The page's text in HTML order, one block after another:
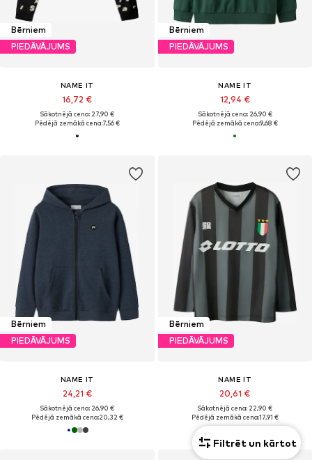
Bērniem
PIEDĀVĀJUMS
NAME IT
16,72 €
Sākotnējā cena: 27,90 €
Pēdējā zemākā cena:7,56 €
Bērniem
PIEDĀVĀJUMS
NAME IT
12,94 €
Sākotnējā cena: 26,90 €
Pēdējā zemākā cena:9,68 €
Bērniem
PIEDĀVĀJUMS
NAME IT
24,21 €
Sākotnējā cena: 26,90 €
Pēdējā zemākā cena:20,32 €
Bērniem
PIEDĀVĀJUMS
NAME IT
20,61 €
Sākotnējā cena: 22,90 €
Pēdējā zemākā cena:17,91 €
Filtrēt un kārtot